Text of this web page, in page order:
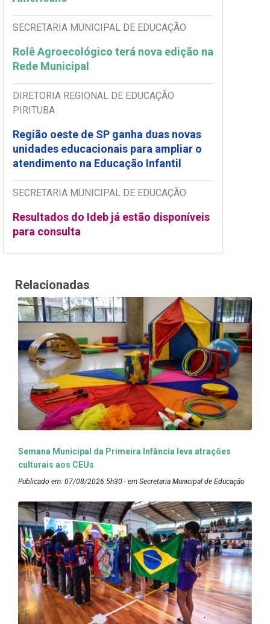
SECRETARIA MUNICIPAL DE EDUCAÇÃO
Rolê Agroecológico terá nova edição na
Rede Municipal
DIRETORIA REGIONAL DE EDUCAÇÃO
PIRITUBA
Região oeste de SP ganha duas novas
unidades educacionais para ampliar o
atendimento na Educação Infantil
SECRETARIA MUNICIPAL DE EDUCAÇÃO
Resultados do Ideb já estão disponíveis
para consulta
Relacionadas
Semana Municipal da Primeira Infância leva atrações
culturais aos CEUs
Publicado em: 07/08/2026 5h30 - em Secretaria Municipal de Educação